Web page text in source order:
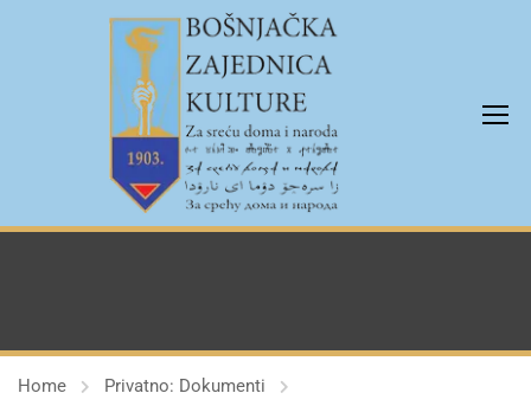
Home Privatno: Dokumenti